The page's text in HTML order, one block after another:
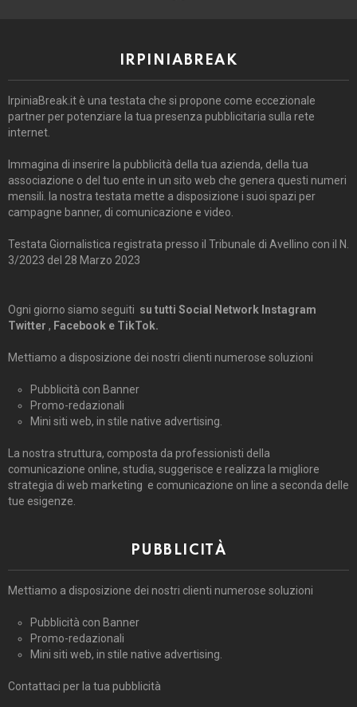
IRPINIABREAK
IrpiniaBreak.it è una testata che si propone come eccezionale
partner per potenziare la tua presenza pubblicitaria sulla rete
internet.
Immagina di inserire la pubblicità della tua azienda, della tua
associazione o del tuo ente in un sito web che genera questi numeri
mensili. la nostra testata mette a disposizione i suoi spazi per
campagne banner, di comunicazione e video.
Testata Giornalistica registrata presso il Tribunale di Avellino con il N.
3/2023 del 28 Marzo 2023
Ogni giorno siamo seguiti su tutti Social Network Instagram
Twitter , Facebook e TikTok.
Mettiamo a disposizione dei nostri clienti numerose soluzioni
Pubblicità con Banner
Promo-redazionali
Mini siti web, in stile native advertising.
La nostra struttura, composta da professionisti della
comunicazione online, studia, suggerisce e realizza la migliore
strategia di web marketing e comunicazione on line a seconda delle
tue esigenze.
PUBBLICITÀ
Mettiamo a disposizione dei nostri clienti numerose soluzioni
Pubblicità con Banner
Promo-redazionali
Mini siti web, in stile native advertising.
Contattaci per la tua pubblicità